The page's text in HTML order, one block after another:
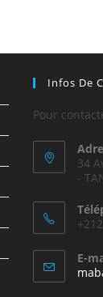
Infos De
Pour
34
-
E-